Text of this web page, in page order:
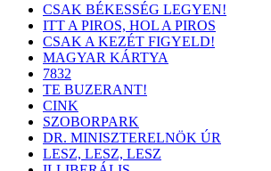
CSAK BÉKESSÉG LEGYEN!
ITT A PIROS, HOL A PIROS
CSAK A KEZÉT FIGYELD!
MAGYAR KÁRTYA
7832
TE BUZERANT!
CINK
SZOBORPARK
DR. MINISZTERELNÖK ÚR
LESZ, LESZ, LESZ